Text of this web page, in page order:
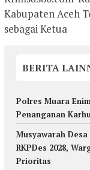
Kabupaten Aceh
sebagai Ketua
BERITA
Polres Muara
Penanganan
Musyawarah Desa
RKPDes 2028,
Prioritas